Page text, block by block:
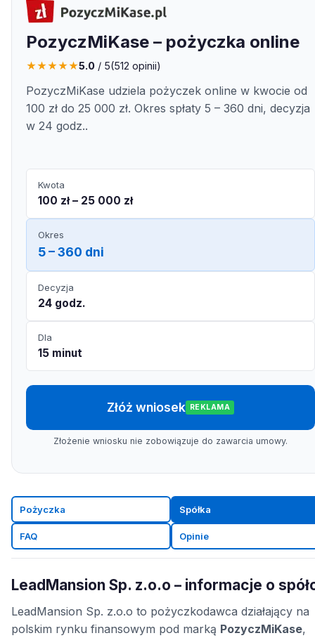
PozyczMiKase – pożyczka online
★★★★★5.0 / 5(512 opinii)
PozyczMiKase udziela pożyczek online w kwocie od
100 zł do 25 000 zł. Okres spłaty 5 – 360 dni, decyzja
w 24 godz..
Kwota
100 zł – 25 000 zł
Okres
5 – 360 dni
Decyzja
24 godz.
Dla
15 minut
Złóż wniosek REKLAMA
Złożenie wniosku nie zobowiązuje do zawarcia umowy.
Pożyczka Spółka
FAQ Opinie
LeadMansion Sp. z.o.o – informacje o
LeadMansion Sp. z.o.o to pożyczkodawca działający na
polskim rynku finansowym pod marką PozyczMiKase,